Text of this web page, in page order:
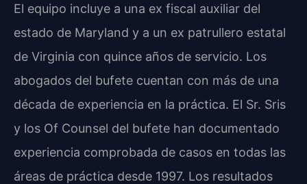
El equipo incluye a una ex fiscal auxiliar del
estado de Maryland y a un ex patrullero estatal
de Virginia con quince años de servicio. Los
abogados del bufete cuentan con más de una
década de experiencia en la práctica. El Sr. Sris
y los Of Counsel del bufete han documentado
experiencia comprobada de casos en todas las
áreas de práctica desde 1997. Los resultados